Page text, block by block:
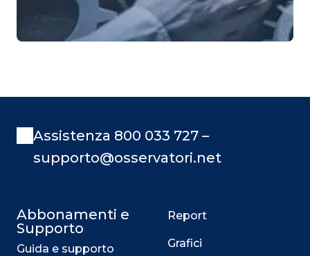
Assistenza 800 033 727 –
supporto@osservatori.net
Abbonamenti e
Supporto
Guida e supporto
Report
Grafici